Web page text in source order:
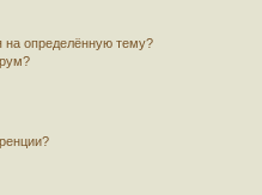
на определённую тему?